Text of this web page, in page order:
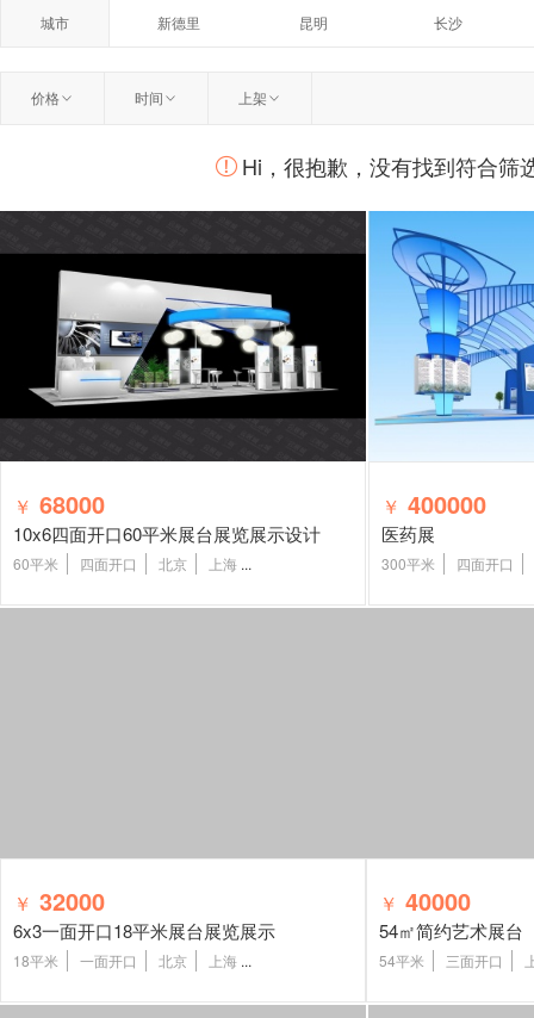
荷兰 美国 澳大利亚
城市 新德里 昆明 长沙
价格 时间 上架
Hi，很抱歉，没有找到符合筛
￥ 68000
10x6四面开口60平米展台展览展示设计
60平米 四面开口 北京 上海 ...
￥ 400000
医药展
300平米 四面开口
￥ 32000
6x3一面开口18平米展台展览展示
18平米 一面开口 北京 上海 ...
￥ 40000
54㎡简约艺术展台
54平米 三面开口